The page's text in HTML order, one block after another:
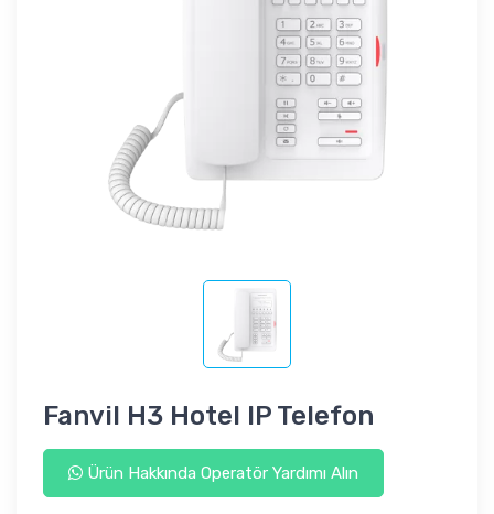
Fanvil H3 Hotel IP Telefon
Ürün Hakkında Operatör Yardımı Alın